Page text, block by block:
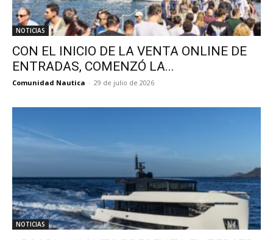
NOTICIAS
CON EL INICIO DE LA VENTA ONLINE DE
ENTRADAS, COMENZÓ LA...
Comunidad Nautica - 29 de julio de 2026
NOTICIAS